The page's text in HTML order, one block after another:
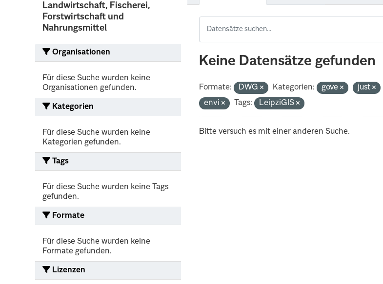
Landwirtschaft, Fischerei,
Forstwirtschaft und
Nahrungsmittel
Organisationen
Für diese Suche wurden keine
Organisationen gefunden.
Kategorien
Für diese Suche wurden keine
Kategorien gefunden.
Tags
Für diese Suche wurden keine Tags
gefunden.
Formate
Für diese Suche wurden keine
Formate gefunden.
Lizenzen
Keine Datensätze gefunden
Formate: DWG Kategorien: gove just
envi
Tags: LeipziGIS
Bitte versuch es mit einer anderen Suche.